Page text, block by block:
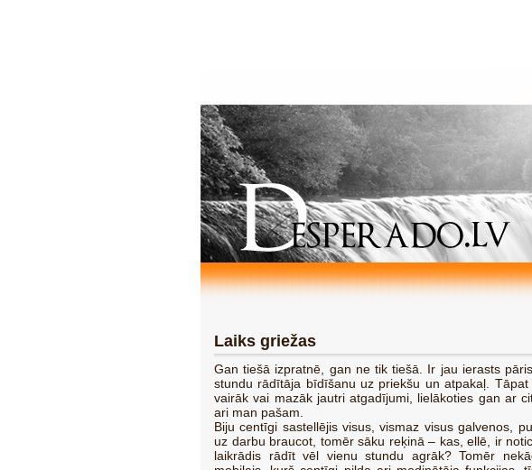
Laiks griežas
Gan tiešā izpratnē, gan ne tik tiešā. Ir jau ierasts
stundu rādītāja bīdīšanu uz priekšu un atpakaļ.
vairāk vai mazāk jautri atgadījumi, lielākoties gan ar
ari man pašam.
Biju centīgi sastellējis visus, vismaz visus galvenos,
uz darbu braucot, tomēr sāku reķinā – kas, ellē, ir
laikrādis rādīt vēl vienu stundu agrāk? Tomēr